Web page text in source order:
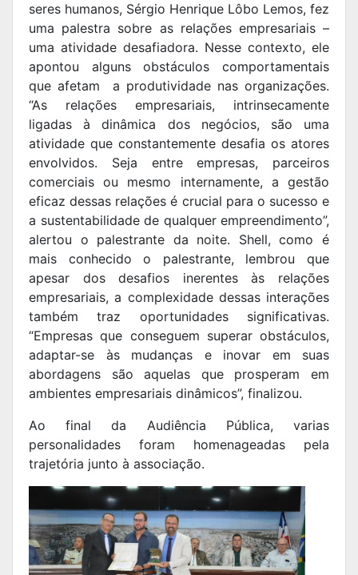
seres humanos, Sérgio Henrique Lôbo Lemos, fez
uma palestra sobre as relações empresariais –
uma atividade desafiadora. Nesse contexto, ele
apontou alguns obstáculos comportamentais
que afetam a produtividade nas organizações.
“As relações empresariais, intrinsecamente
ligadas à dinâmica dos negócios, são uma
atividade que constantemente desafia os atores
envolvidos. Seja entre empresas, parceiros
comerciais ou mesmo internamente, a gestão
eficaz dessas relações é crucial para o sucesso e
a sustentabilidade de qualquer empreendimento”,
alertou o palestrante da noite. Shell, como é
mais conhecido o palestrante, lembrou que
apesar dos desafios inerentes às relações
empresariais, a complexidade dessas interações
também traz oportunidades significativas.
“Empresas que conseguem superar obstáculos,
adaptar-se às mudanças e inovar em suas
abordagens são aquelas que prosperam em
ambientes empresariais dinâmicos”, finalizou.
Ao final da Audiência Pública, varias
personalidades foram homenageadas pela
trajetória junto à associação.